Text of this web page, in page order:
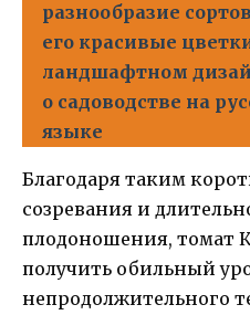
разнообразие
его красивые
ландшафтном
о садоводстве на
языке
Благодаря таким
созревания и
плодоношения, томат
получить обильный
непродолжительного